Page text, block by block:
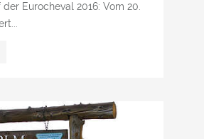
Eurocheval 2016: Vom 20.